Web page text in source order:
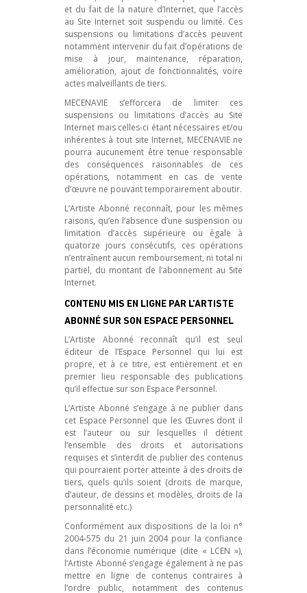
et du fait de la nature d’Internet, que l’accès
au Site Internet soit suspendu ou limité. Ces
suspensions ou limitations d’accès peuvent
notamment intervenir du fait d’opérations de
mise à jour, maintenance, réparation,
amélioration, ajout de fonctionnalités, voire
actes malveillants de tiers.
MECENAVIE s’efforcera de limiter ces
suspensions ou limitations d’accès au Site
Internet mais celles-ci étant nécessaires et/ou
inhérentes à tout site Internet, MECENAVIE ne
pourra aucunement être tenue responsable
des conséquences raisonnables de ces
opérations, notamment en cas de vente
d’œuvre ne pouvant temporairement aboutir.
L’Artiste Abonné reconnaît, pour les mêmes
raisons, qu’en l’absence d’une suspension ou
limitation d’accès supérieure ou égale à
quatorze jours consécutifs, ces opérations
n’entraînent aucun remboursement, ni total ni
partiel, du montant de l’abonnement au Site
Internet.
CONTENU MIS EN LIGNE PAR L’ARTISTE
ABONNÉ SUR SON ESPACE PERSONNEL
L’Artiste Abonné reconnaît qu’il est seul
éditeur de l’Espace Personnel qui lui est
propre, et à ce titre, est entièrement et en
premier lieu responsable des publications
qu’il effectue sur son Espace Personnel.
L’Artiste Abonné s’engage à ne publier dans
cet Espace Personnel que les Œuvres dont il
est l’auteur ou sur lesquelles il détient
l’ensemble des droits et autorisations
requises et s’interdit de publier des contenus
qui pourraient porter atteinte à des droits de
tiers, quels qu’ils soient (droits de marque,
d’auteur, de dessins et modèles, droits de la
personnalité etc.)
Conformément aux dispositions de la loi n°
2004-575 du 21 juin 2004 pour la confiance
dans l’économie numérique (dite « LCEN »),
l’Artiste Abonné s’engage également à ne pas
mettre en ligne de contenus contraires à
l’ordre public, notamment des contenus